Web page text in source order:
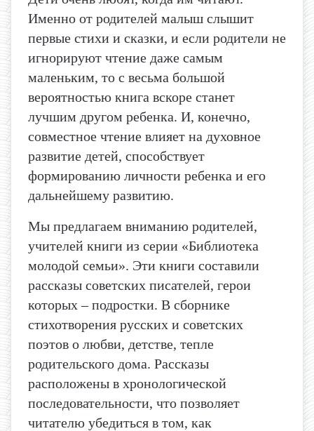
Именно от родителей малыш слышит
первые стихи и сказки, и если родители не
игнорируют чтение даже самым
маленьким, то с весьма большой
вероятностью книга вскоре станет
лучшим другом ребенка. И, конечно,
совместное чтение влияет на духовное
развитие детей, способствует
формированию личности ребенка и его
дальнейшему развитию.
Мы предлагаем вниманию родителей,
учителей книги из серии «Библиотека
молодой семьи». Эти книги составили
рассказы советских писателей, герои
которых – подростки. В сборнике
стихотворения русских и советских
поэтов о любви, детстве, тепле
родительского дома. Рассказы
расположены в хронологической
последовательности, что позволяет
читателю убедиться в том, как